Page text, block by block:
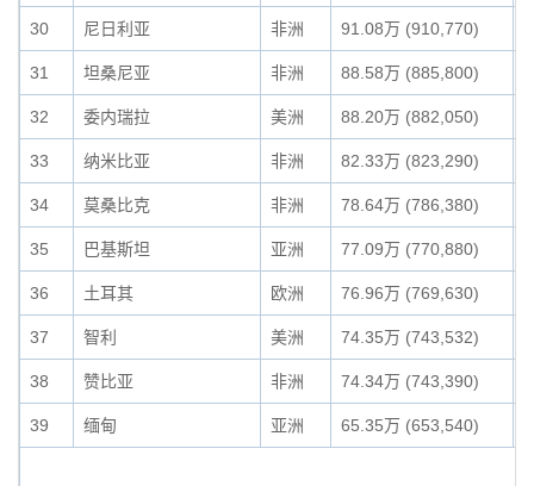
30 尼日利亚 非洲 91.08万 (910,770)
31 坦桑尼亚 非洲 88.58万 (885,800)
32 委内瑞拉 美洲 88.20万 (882,050)
33 纳米比亚 非洲 82.33万 (823,290)
34 莫桑比克 非洲 78.64万 (786,380)
35 巴基斯坦 亚洲 77.09万 (770,880)
36 土耳其 欧洲 76.96万 (769,630)
37 智利 美洲 74.35万 (743,532)
38 赞比亚 非洲 74.34万 (743,390)
39 缅甸 亚洲 65.35万 (653,540)